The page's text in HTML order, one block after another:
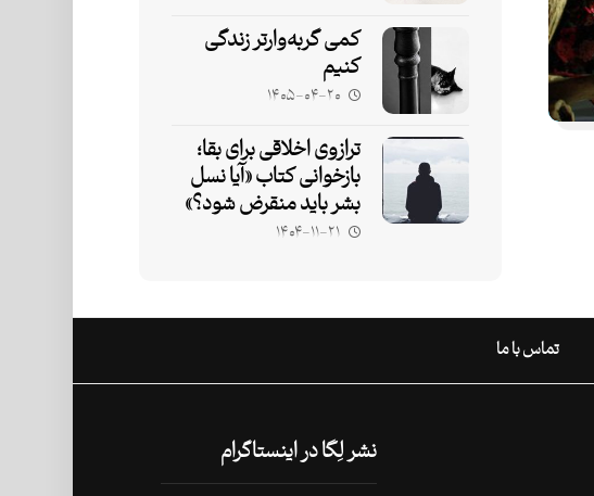
کمی گربه‌وارتر زندگی
کنیم
۱۴۰۵-۰۴-۲۰
ترازوی اخلاقی برای بقا؛
بازخوانی کتاب «آیا نسل
بشر باید منقرض شود؟»
۱۴۰۴-۱۱-۲۱
تماس با ما
نشر لِگا در اینستاگرام